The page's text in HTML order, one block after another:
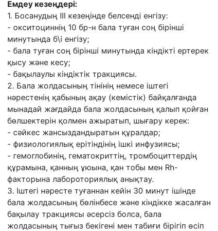
Емдеу кезеңдері:
1. Босанудың III кезеңінде белсенді енгізу:
- окситоциннің 10 бр-н бала туған соң бірінші
минутында б\і енгізу;
- бала туған соң бірінші минутында кіндікті ертерек
қысу және кесу;
- бақылаулы кіндіктік тракциясы.
2. Бала жолдасының тінінің немесе іштегі
нәрестенің қабының ақау (кемістік) байқалғанда
мынадай жағдайда бала жолдасының қалып қойған
бөлшектерін қолмен ажыратып, шығару керек:
- сәйкес жансыздандыратын құралдар;
- физиологиялық ерітіндінің ішкі инфузиясы;
- гемоглобинің, гематокриттің, тромбоциттердің
құрамына, қанның ұюына, қан тобы мен Rh-
факторына лабороториялық анықтау.
3. Іштегі нәресте туғаннан кейін 30 минут ішінде
бала жолдасының бөлінбесе және кіндікке жасалған
бақылау тракциясы әсерсіз болса, бала
жолдасының тығыз бекігені мен табиғи бірігіп өсіп